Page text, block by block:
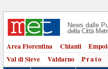
News dalle
della Città
Area Fiorentina Chianti
Val di Sieve
Valdarno Prato